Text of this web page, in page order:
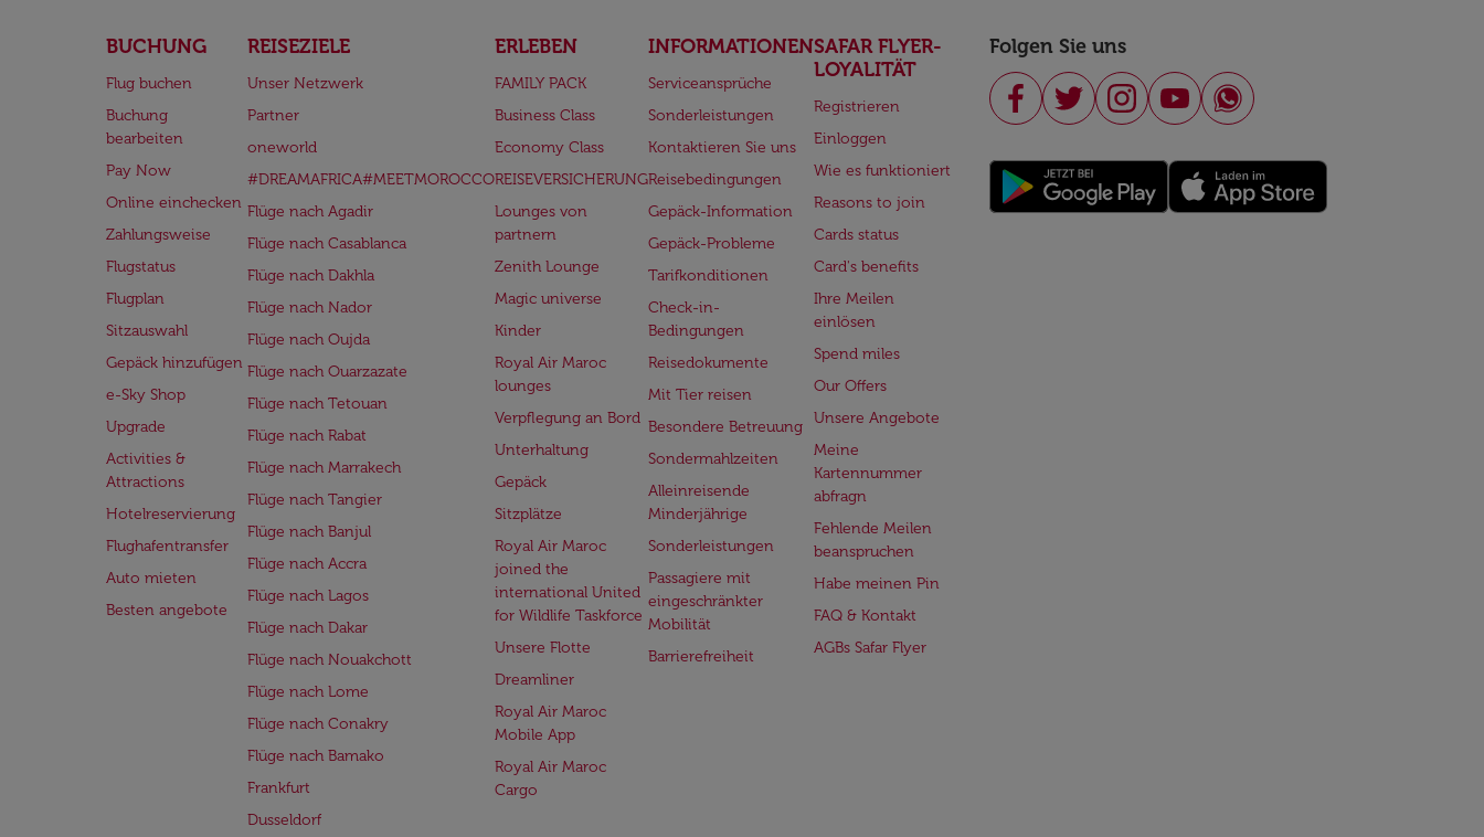
BUCHUNG
Flug buchen
Buchung
bearbeiten
Pay Now
Online einchecken
Zahlungsweise
Flugstatus
Flugplan
Sitzauswahl
Gepäck hinzufügen
e-Sky Shop
Upgrade
Activities &
Attractions
Hotelreservierung
Flughafentransfer
Auto mieten
Besten angebote
REISEZIELE
Unser Netzwerk
Partner
oneworld
#DREAMAFRICA#MEETMOROCCO
Flüge nach Agadir
Flüge nach Casablanca
Flüge nach Dakhla
Flüge nach Nador
Flüge nach Oujda
Flüge nach Ouarzazate
Flüge nach Tetouan
Flüge nach Rabat
Flüge nach Marrakech
Flüge nach Tangier
Flüge nach Banjul
Flüge nach Accra
Flüge nach Lagos
Flüge nach Dakar
Flüge nach Nouakchott
Flüge nach Lome
Flüge nach Conakry
Flüge nach Bamako
Frankfurt
Dusseldorf
ERLEBEN
FAMILY PACK
Business Class
Economy Class
REISEVERSICHERUNG
Lounges von
partnern
Zenith Lounge
Magic universe
Kinder
Royal Air Maroc
lounges
Verpflegung an Bord
Unterhaltung
Gepäck
Sitzplätze
Royal Air Maroc
joined the
international United
for Wildlife Taskforce
Unsere Flotte
Dreamliner
Royal Air Maroc
Mobile App
Royal Air Maroc
Cargo
INFORMATIONEN
Serviceansprüche
Sonderleistungen
Kontaktieren Sie uns
Reisebedingungen
Gepäck-Information
Gepäck-Probleme
Tarifkonditionen
Check-in-
Bedingungen
Reisedokumente
Mit Tier reisen
Besondere Betreuung
Sondermahlzeiten
Alleinreisende
Minderjährige
Sonderleistungen
Passagiere mit
eingeschränkter
Mobilität
Barrierefreiheit
SAFAR FLYER-
LOYALITÄT
Registrieren
Einloggen
Wie es funktioniert
Reasons to join
Cards status
Card's benefits
Ihre Meilen
einlösen
Spend miles
Our Offers
Unsere Angebote
Meine
Kartennummer
abfragn
Fehlende Meilen
beanspruchen
Habe meinen Pin
FAQ & Kontakt
AGBs Safar Flyer
Folgen Sie uns